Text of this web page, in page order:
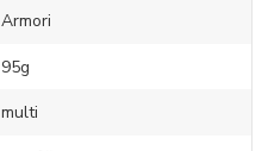
Armori
95g
multi